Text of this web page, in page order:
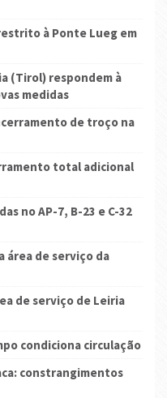
à Ponte Lueg em
(Tirol) respondem à
medidas
de troço na
total adicional
no AP-7, B-23 e C-32
área de serviço da
de serviço de Leiria
condiciona circulação
constrangimentos